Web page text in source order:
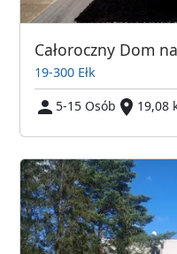
Całoroczny Dom
19-300 Ełk
5-15 Osób
19,08